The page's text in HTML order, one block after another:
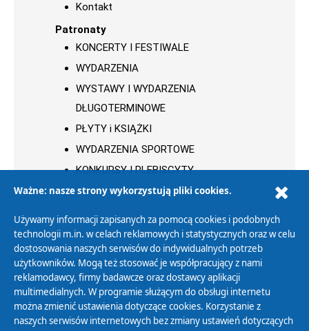
Kontakt
Patronaty
KONCERTY I FESTIWALE
WYDARZENIA
WYSTAWY I WYDARZENIA
DŁUGOTERMINOWE
PŁYTY i KSIĄŻKI
WYDARZENIA SPORTOWE
KONKURSY I PLEBISCYTY
Polityka Prywatności
Zasady korzystania z Serwisu
Organizacje Pożytku Publicznego
Cyfryzacja DAB+
Ważne: nasze strony wykorzystują pliki cookies.
Używamy informacji zapisanych za pomocą cookies i podobnych
technologii m.in. w celach reklamowych i statystycznych oraz w celu
dostosowania naszych serwisów do indywidualnych potrzeb
użytkowników. Mogą też stosować je współpracujący z nami
reklamodawcy, firmy badawcze oraz dostawcy aplikacji
multimedialnych. W programie służącym do obsługi internetu
można zmienić ustawienia dotyczące cookies. Korzystanie z
naszych serwisów internetowych bez zmiany ustawień dotyczących